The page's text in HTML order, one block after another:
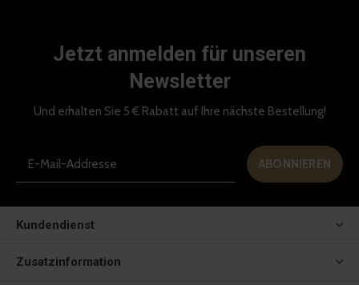
Jetzt anmelden für unseren
Newsletter
Und erhalten Sie 5 € Rabatt auf Ihre nächste Bestellung!
ABONNIEREN
Kundendienst
Zusatzinformation